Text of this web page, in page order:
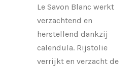
Le Savon Blanc werkt
verzachtend en
herstellend dankzij
calendula. Rijstolie
verrijkt en verzacht de